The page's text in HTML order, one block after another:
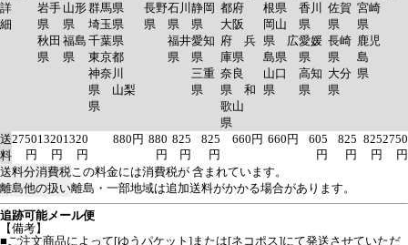
詳
細
岩手
県
秋田
県
山形
県
福島
県
群馬県
埼玉県
千葉県
東京都
神奈川
県 山梨
県
長野
県
石川
県
福井
県
静岡
県
愛知
県
三重
県
都府
大阪
府 兵
庫県
奈良
県 和
歌山
県
根県
岡山
県 広
島県
山口
県
香川
県
愛媛
県
高知
県
佐賀
県
長崎
県
大分
県
宮崎
県
鹿児
島
県
送
料
2750
円
1320
円
1320
円
880円 880
円
825
円
825
円
660円 660円
605
円
825
円
825
円
2750
円
送料分消費税この料金には消費税が 含まれています。
離島他の扱い離島・一部地域は追加送料がかかる場合があります。
追跡可能メール便
【備考】
■ご注文商品によって[ゆうパケット]または[ネコポス]にて発送させていただ